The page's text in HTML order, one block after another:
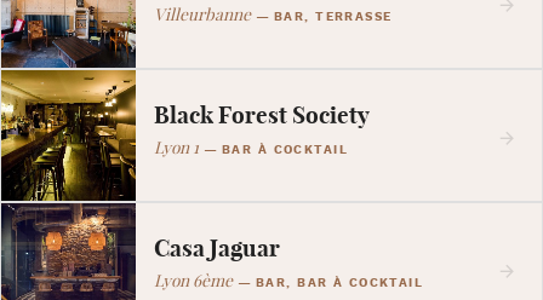
Villeurbanne— BAR, TERRASSE
Black Forest Society
Lyon 1 — BAR À COCKTAIL
Casa Jaguar
Lyon 6ème— BAR, BAR À COCKTAIL